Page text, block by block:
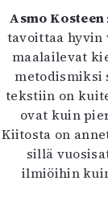
Asmo Kosteen
tavoittaa hyvin
maalailevat
metodismiksi
tekstiin on
ovat kuin
Kiitosta on
sillä
ilmiöihin